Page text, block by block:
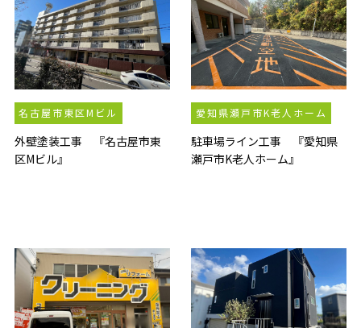
名古屋市東区Mビル
外壁塗装工事 『名古屋市東
区Mビル』
愛知県瀬戸市K老人ホーム
駐車場ライン工事 『愛知県
瀬戸市K老人ホーム』